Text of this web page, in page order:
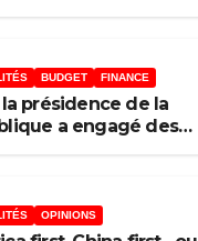
BUDGET FINANCE
la présidence de la
a engagé des
OPINIONS